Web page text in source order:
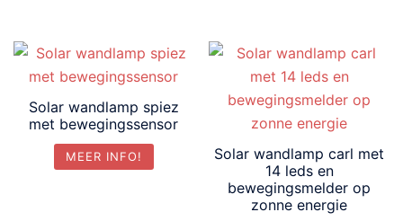
Solar wandlamp spiez
met bewegingssensor
MEER INFO!
Solar wandlamp carl met
14 leds en
bewegingsmelder op
zonne energie